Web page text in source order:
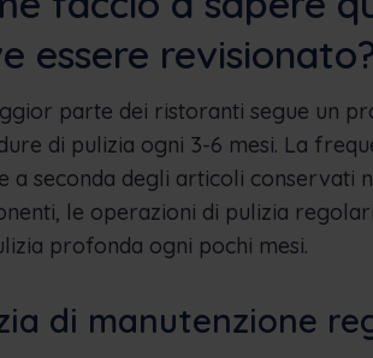
essere
parte dei ristoranti segue un
di pulizia ogni 3-6 mesi. La
a seconda degli articoli
le operazioni di pulizia
profonda ogni pochi mesi.
di manutenzione